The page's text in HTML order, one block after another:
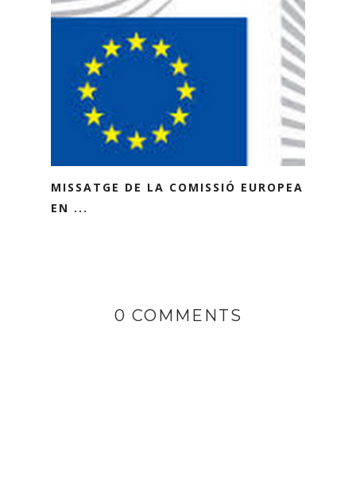
MISSATGE DE LA COMISSIÓ EUROPEA
EN ...
0 COMMENTS